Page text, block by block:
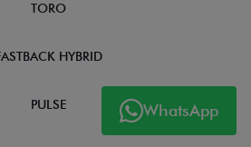
WhatsApp
STRADA
TORO
FASTBACK HYBRID